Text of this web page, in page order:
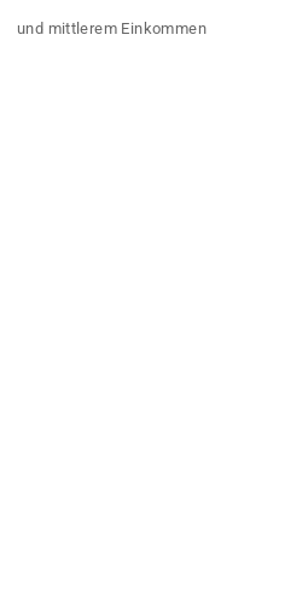
und mittlerem Einkommen